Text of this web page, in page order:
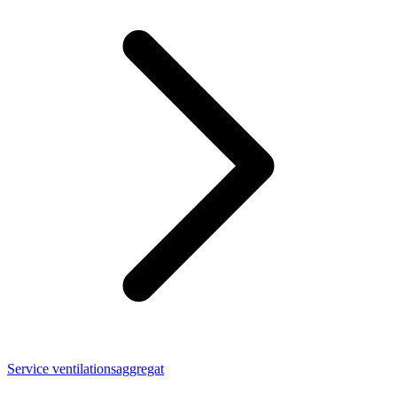
Service ventilationsaggregat